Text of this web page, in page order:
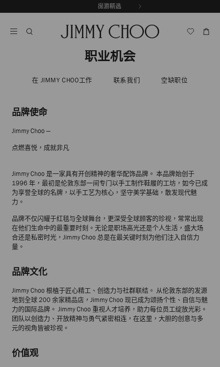
至
探索新品
出游精选
职业机会
在 JIMMY CHOO工作 联系我们 空缺职位
品牌使命
Jimmy Choo —
点燃喜悦，成就非凡
Jimmy Choo 是一家具有开创精神的奢华配饰品牌。 本品牌始创于
1996 年，最初是伦敦东部一间专门以手工制作鞋履的工坊，如今已成
为享誉全球的名牌，以手工艺为核心，坚守美学基础，散发现代魅
力。
品牌不仅闪耀于红毯与全球舞台，更深受全球顾客的珍视，常常出现
在他们生命中的最重要时刻。无论是职场高光还是个人生活，盛大场
合还是私密时光，Jimmy Choo 总是在最关键时刻为他们注入自信力
量。
品牌文化
Jimmy Choo 根植于匠心精工、创造力与社群联结。 从伦敦东部的发源
地到全球 200 余家精品店，Jimmy Choo 现已成为颂扬个性、自信与魅
力的国际品牌。 Jimmy Choo 重视人才培养，助力每位员工绽放光彩。
团队以创造力、开放精神与勇气紧密相连，在这里，大胆的创意与多
元的视角皆被珍视。
价值观